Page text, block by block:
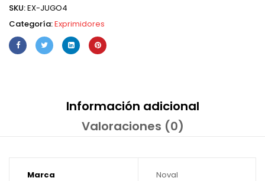
SKU:EX-JUGO4
Categoría:Exprimidores
Información adicional
Valoraciones (0)
Marca Noval